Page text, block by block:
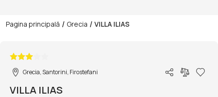
Pagina principală / Grecia / VILLA ILIAS
Grecia, Santorini, Firostefani
VILLA ILIAS